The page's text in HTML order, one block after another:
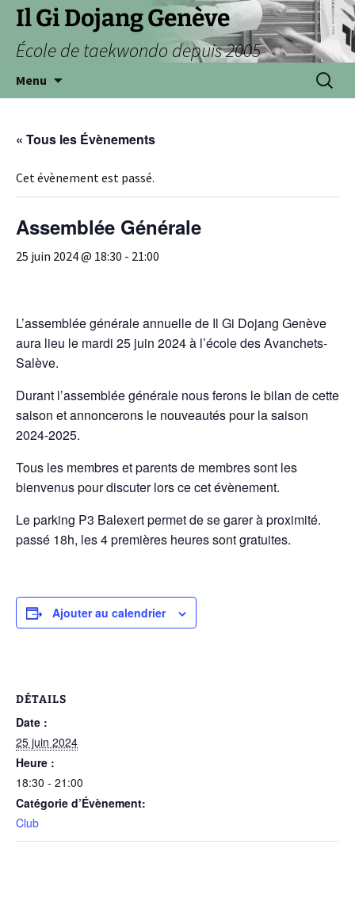
Aller
contenu
Il Gi Dojang Genève
École de taekwondo depuis 2005
Menu
« Tous les Évènements
Cet évènement est passé.
Assemblée Générale
25 juin 2024 @ 18:30 - 21:00
L’assemblée générale annuelle de Il Gi Dojang Genève
aura lieu le mardi 25 juin 2024 à l’école des Avanchets-
Salève.
Durant l’assemblée générale nous ferons le bilan de cette
saison et annoncerons le nouveautés pour la saison
2024-2025.
Tous les membres et parents de membres sont les
bienvenus pour discuter lors ce cet évènement.
Le parking P3 Balexert permet de se garer à proximité.
passé 18h, les 4 premières heures sont gratuites.
Ajouter au calendrier
DÉTAILS
Date :
25 juin 2024
Heure :
18:30 - 21:00
Catégorie d’Évènement:
Club